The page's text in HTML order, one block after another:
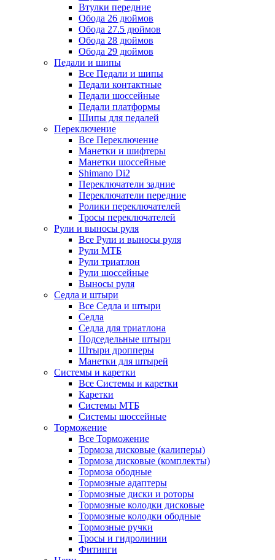
Втулки передние
Обода 26 дюймов
Обода 27.5 дюймов
Обода 28 дюймов
Обода 29 дюймов
Педали и шипы
Все Педали и шипы
Педали контактные
Педали шоссейные
Педали платформы
Шипы для педалей
Переключение
Все Переключение
Манетки и шифтеры
Манетки шоссейные
Shimano Di2
Переключатели задние
Переключатели передние
Ролики переключателей
Тросы переключателей
Рули и выносы руля
Все Рули и выносы руля
Рули МТБ
Рули триатлон
Рули шоссейные
Выносы руля
Седла и штыри
Все Седла и штыри
Седла
Седла для триатлона
Подседельные штыри
Штыри дропперы
Манетки для штырей
Системы и каретки
Все Системы и каретки
Каретки
Системы МТБ
Системы шоссейные
Торможение
Все Торможение
Тормоза дисковые (калиперы)
Тормоза дисковые (комплекты)
Тормоза ободные
Тормозные адаптеры
Тормозные диски и роторы
Тормозные колодки дисковые
Тормозные колодки ободные
Тормозные ручки
Тросы и гидролинии
Фитинги